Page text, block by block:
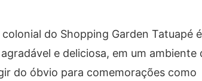
do Shopping Garden Tatuapé
e deliciosa, em um ambiente
do óbvio para comemorações como